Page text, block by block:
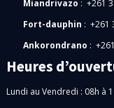
Miandrivazo : +261
Fort-dauphin : +261
Ankorondrano :
Heures
Lundi au Vendredi : 08h à